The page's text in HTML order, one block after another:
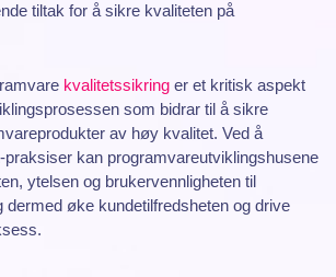
tiltak for å sikre kvaliteten på
kvalitetssikring er et kritisk aspekt
som bidrar til å sikre
av høy kvalitet. Ved å
praksiser kan programvareutviklingshusene
ytelsen og brukervennligheten til
dermed øke kundetilfredsheten og drive